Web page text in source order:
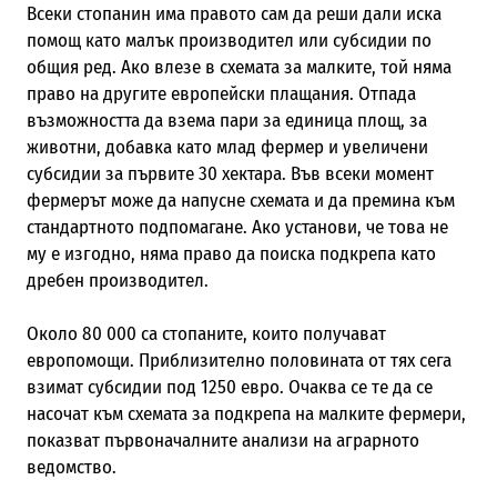
Всеки стопанин има правото сам да реши дали иска
помощ като малък производител или субсидии по
общия ред. Ако влезе в схемата за малките, той няма
право на другите европейски плащания. Отпада
възможността да взема пари за единица площ, за
животни, добавка като млад фермер и увеличени
субсидии за първите 30 хектара. Във всеки момент
фермерът може да напусне схемата и да премина към
стандартното подпомагане. Ако установи, че това не
му е изгодно, няма право да поиска подкрепа като
дребен производител.
Около 80 000 са стопаните, които получават
европомощи. Приблизително половината от тях сега
взимат субсидии под 1250 евро. Очаква се те да се
насочат към схемата за подкрепа на малките фермери,
показват първоначалните анализи на аграрното
ведомство.